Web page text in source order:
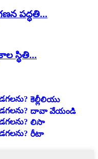
పద్ధతి...
స్థితి...
కెల్లీలియు
దావా వేయండి
లిసా
రీటా